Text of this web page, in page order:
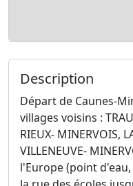
Description
Départ de Caunes-
villages voisins :
RIEUX- MINERVOIS,
VILLENEUVE-
l'Europe (point